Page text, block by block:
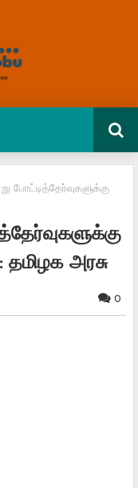
போட்டித்தேர்வுகளுக்கு
அரசு
0